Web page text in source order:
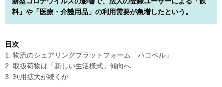
料」や「医療・介護用品」の利用需要が急増したという。
目次
1. 物流のシェアリングプラットフォーム「ハコベル」
2. 取扱荷物は「新しい生活様式」傾向へ
3. 利用拡大が続くか